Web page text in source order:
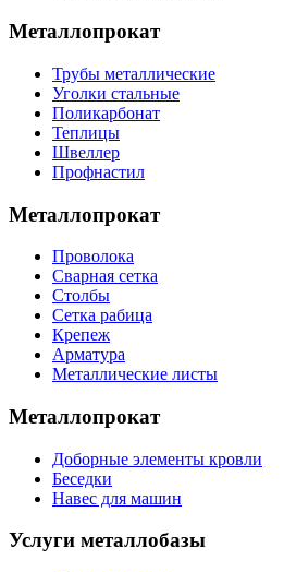
Металлопрокат
Трубы металлические
Уголки стальные
Поликарбонат
Теплицы
Швеллер
Профнастил
Металлопрокат
Проволока
Сварная сетка
Столбы
Сетка рабица
Крепеж
Арматура
Металлические листы
Металлопрокат
Доборные элементы кровли
Беседки
Навес для машин
Услуги металлобазы